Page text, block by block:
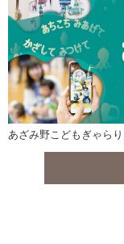
あざみ野こどもぎゃら